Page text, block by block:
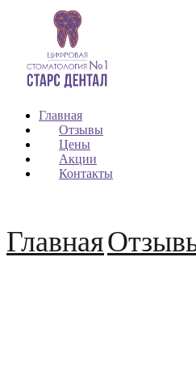
Главная
Отзывы
Цены
Акции
Контакты
Главная